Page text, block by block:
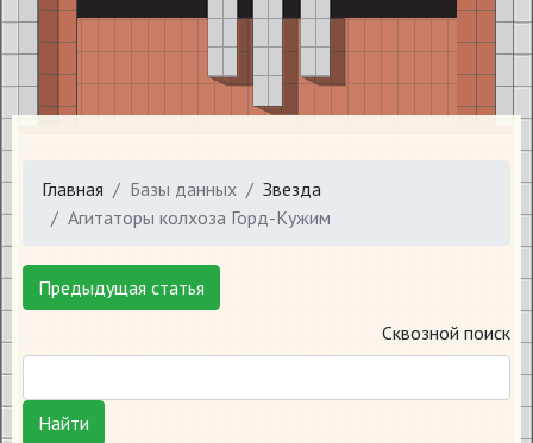
Главная Базы данных
Звезда
Агитаторы колхоза Горд-Кужим
Предыдущая статья
Сквозной поиск
Найти